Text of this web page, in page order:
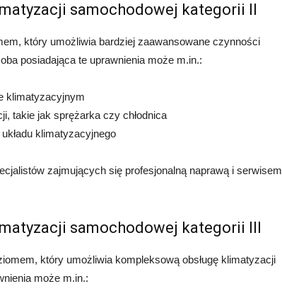
samochodowej kategorii II
który umożliwia bardziej zaawansowane czynności
posiadająca te uprawnienia może m.in.:
klimatyzacyjnym
takie jak sprężarka czy chłodnica
klimatyzacyjnego
zajmujących się profesjonalną naprawą i serwisem
samochodowej kategorii III
który umożliwia kompleksową obsługę klimatyzacji
może m.in.: